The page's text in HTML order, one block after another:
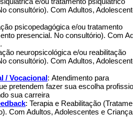
consultório). Com Adultos,
psicopedagógica e/ou tratamento
presencial. No consultório). Com
neuropsicológica e/ou reabilitação
consultório). Com Adultos,
/ Vocacional: Atendimento para
pretendem fazer sua escolha
sua carreira.
: Terapia e Reabilitação
Com Adultos, Adolescentes e